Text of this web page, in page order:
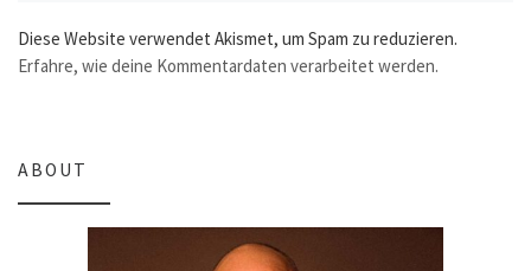
Diese Website verwendet Akismet, um Spam zu reduzieren.
Erfahre, wie deine Kommentardaten verarbeitet werden.
ABOUT